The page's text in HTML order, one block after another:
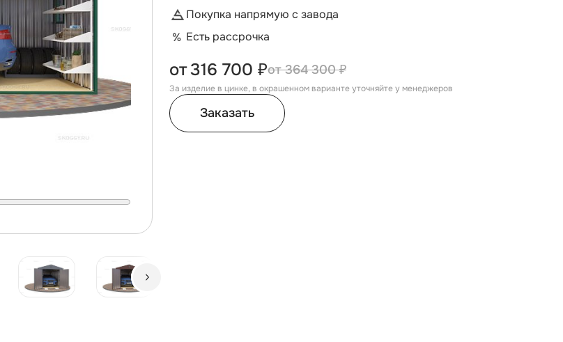
Покупка напрямую с завода
Есть рассрочка
364 300 ₽
от316 700 ₽
За изделие в цинке, в окрашенном варианте уточняйте у менеджеров
Заказать